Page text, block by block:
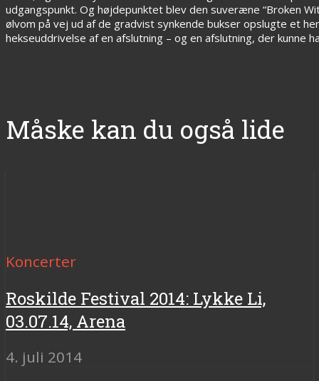
udgangspunkt. Og højdepunktet blev den suveræne “Broken
ølvom på vej ud af de gradvist synkende bukser opslugte et
hekseuddrivelse af en afslutning – og en afslutning, der
Måske kan du også lide
Koncerter
Roskilde Festival 2014: Lykke Li,
03.07.14, Arena
4. juli 2014